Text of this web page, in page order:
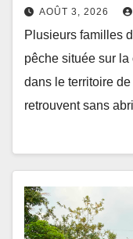
AOÛT 3, 2026
Plusieurs familles
pêche située sur
dans le territoire
retrouvent sans